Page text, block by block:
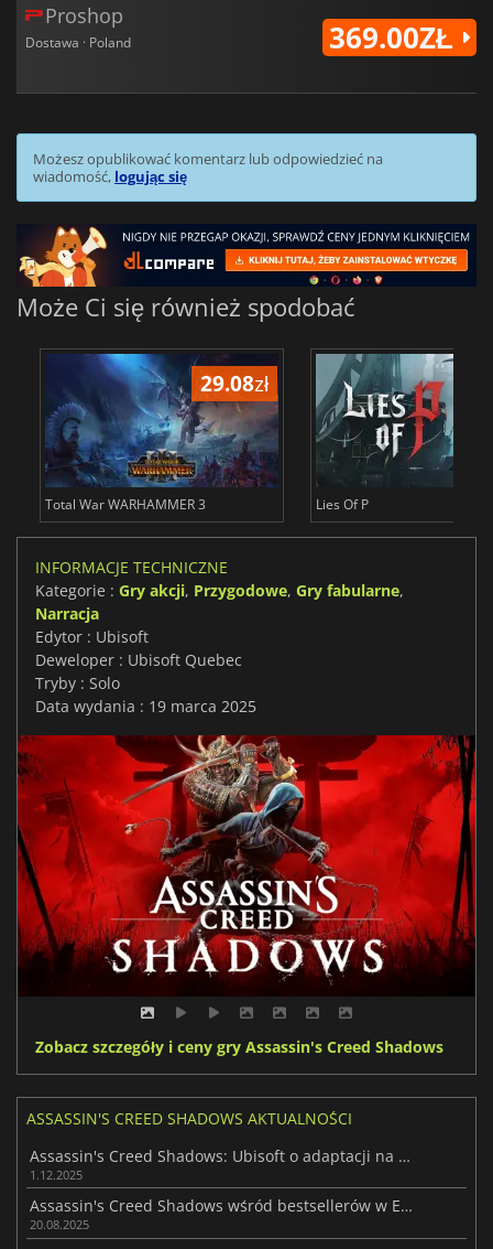
Proshop
Dostawa · Poland 369.00ZŁ
Możesz opublikować komentarz lub odpowiedzieć na
wiadomość, logując się
Może Ci się również spodobać
29.08zł
Total War WARHAMMER 3 Lies Of P
INFORMACJE TECHNICZNE
Kategorie : Gry akcji, Przygodowe, Gry fabularne,
Narracja
Edytor : Ubisoft
Deweloper : Ubisoft Quebec
Tryby : Solo
Data wydania : 19 marca 2025
Zobacz szczegóły i ceny gry Assassin's Creed Shadows
ASSASSIN'S CREED SHADOWS AKTUALNOŚCI
Assassin's Creed Shadows: Ubisoft o adaptacji na Nintendo Switch 2
1.12.2025
Assassin's Creed Shadows wśród bestsellerów w Europie w 2025 roku
20.08.2025